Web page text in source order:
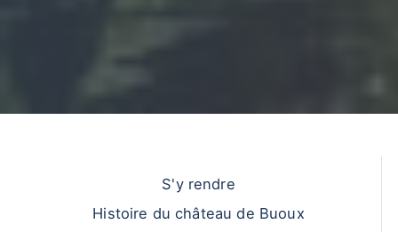
S'y rendre
Histoire du château de Buoux